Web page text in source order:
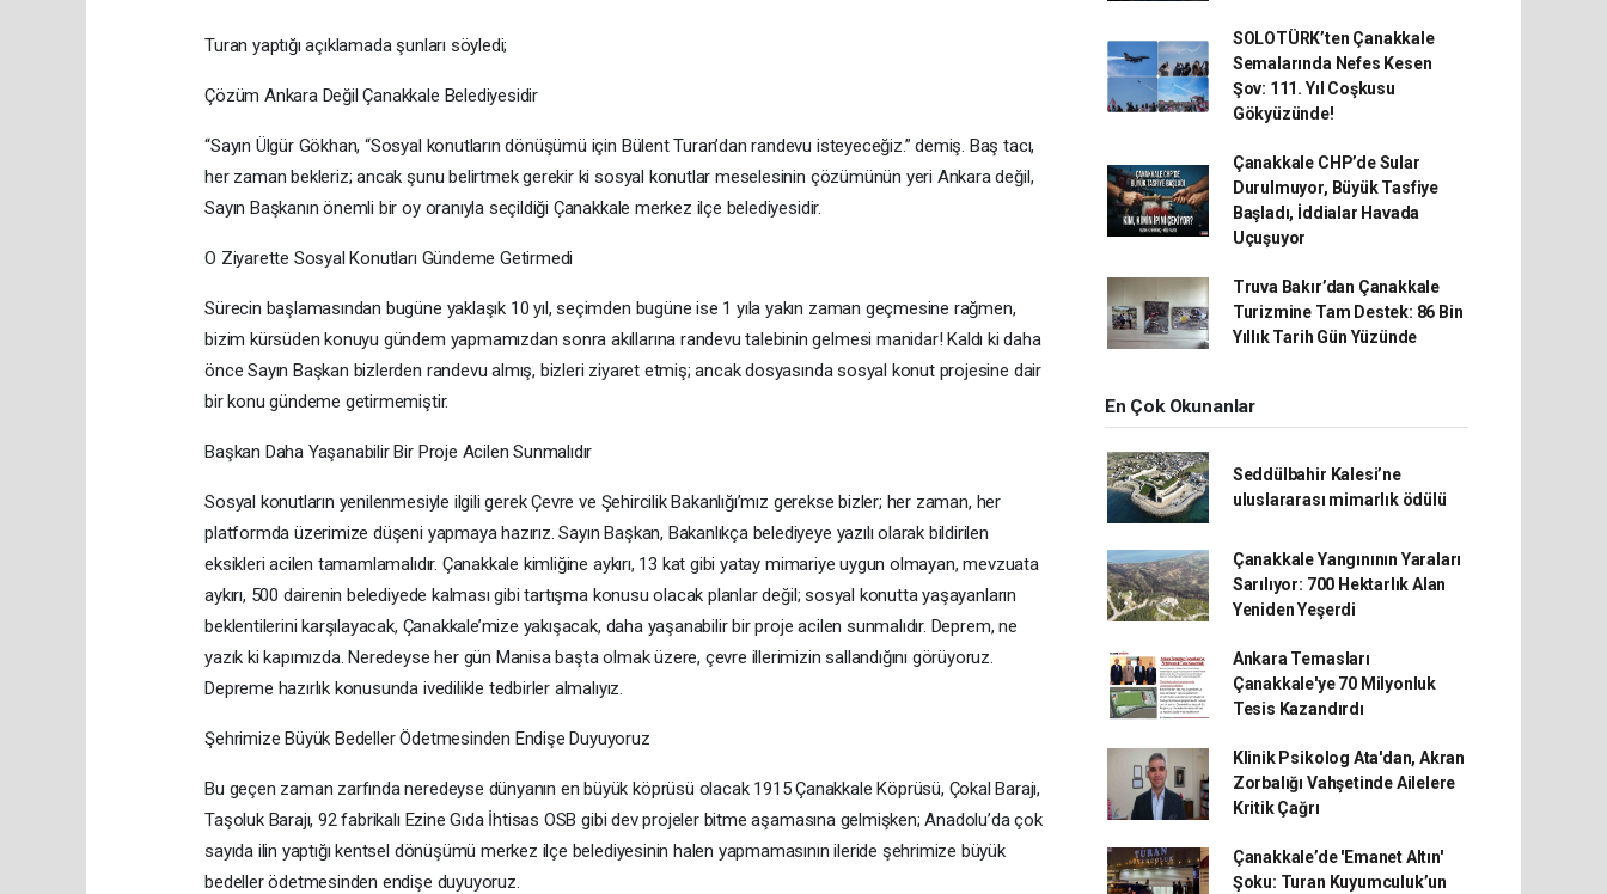
Turan yaptığı açıklamada şunları söyledi;
Çözüm Ankara Değil Çanakkale Belediyesidir
“Sayın Ülgür Gökhan, “Sosyal konutların dönüşümü için Bülent Turan’dan randevu isteyeceğiz.” demiş. Baş tacı,
her zaman bekleriz; ancak şunu belirtmek gerekir ki sosyal konutlar meselesinin çözümünün yeri Ankara değil,
Sayın Başkanın önemli bir oy oranıyla seçildiği Çanakkale merkez ilçe belediyesidir.
O Ziyarette Sosyal Konutları Gündeme Getirmedi
Sürecin başlamasından bugüne yaklaşık 10 yıl, seçimden bugüne ise 1 yıla yakın zaman geçmesine rağmen,
bizim kürsüden konuyu gündem yapmamızdan sonra akıllarına randevu talebinin gelmesi manidar! Kaldı ki daha
önce Sayın Başkan bizlerden randevu almış, bizleri ziyaret etmiş; ancak dosyasında sosyal konut projesine dair
bir konu gündeme getirmemiştir.
Başkan Daha Yaşanabilir Bir Proje Acilen Sunmalıdır
Sosyal konutların yenilenmesiyle ilgili gerek Çevre ve Şehircilik Bakanlığı’mız gerekse bizler; her zaman, her
platformda üzerimize düşeni yapmaya hazırız. Sayın Başkan, Bakanlıkça belediyeye yazılı olarak bildirilen
eksikleri acilen tamamlamalıdır. Çanakkale kimliğine aykırı, 13 kat gibi yatay mimariye uygun olmayan, mevzuata
aykırı, 500 dairenin belediyede kalması gibi tartışma konusu olacak planlar değil; sosyal konutta yaşayanların
beklentilerini karşılayacak, Çanakkale’mize yakışacak, daha yaşanabilir bir proje acilen sunmalıdır. Deprem, ne
yazık ki kapımızda. Neredeyse her gün Manisa başta olmak üzere, çevre illerimizin sallandığını görüyoruz.
Depreme hazırlık konusunda ivedilikle tedbirler almalıyız.
Şehrimize Büyük Bedeller Ödetmesinden Endişe Duyuyoruz
Bu geçen zaman zarfında neredeyse dünyanın en büyük köprüsü olacak 1915 Çanakkale Köprüsü, Çokal Barajı,
Taşoluk Barajı, 92 fabrikalı Ezine Gıda İhtisas OSB gibi dev projeler bitme aşamasına gelmişken; Anadolu’da çok
sayıda ilin yaptığı kentsel dönüşümü merkez ilçe belediyesinin halen yapmamasının ileride şehrimize büyük
bedeller ödetmesinden endişe duyuyoruz.
SOLOTÜRK’ten Çanakkale
Semalarında Nefes Kesen
Şov: 111. Yıl Coşkusu
Gökyüzünde!
Çanakkale CHP’de Sular
Durulmuyor, Büyük Tasfiye
Başladı, İddialar Havada
Uçuşuyor
Truva Bakır’dan Çanakkale
Turizmine Tam Destek: 86 Bin
Yıllık Tarih Gün Yüzünde
En Çok Okunanlar
Seddülbahir Kalesi’ne
uluslararası mimarlık ödülü
Çanakkale Yangınının Yaraları
Sarılıyor: 700 Hektarlık Alan
Yeniden Yeşerdi
Ankara Temasları
Çanakkale'ye 70 Milyonluk
Tesis Kazandırdı
Klinik Psikolog Ata'dan, Akran
Zorbalığı Vahşetinde Ailelere
Kritik Çağrı
Çanakkale’de 'Emanet Altın'
Şoku: Turan Kuyumculuk’un